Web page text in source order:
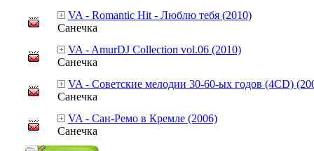
VA - Romantic Hit - Люблю тебя (2010)
Санечка
VA - AmurDJ Collection vol.06 (2010)
Санечка
VA - Советские мелодии 30-60-ых годов (4CD)
Санечка
VA - Сан-Ремо в Кремле (2006)
Санечка